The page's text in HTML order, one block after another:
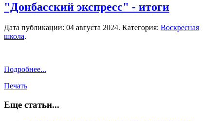
"Донбасский экспресс" - итоги
Дата публикации: 04 августа 2024. Категория: Воскресная
школа.
Подробнее...
Печать
Еще статьи...